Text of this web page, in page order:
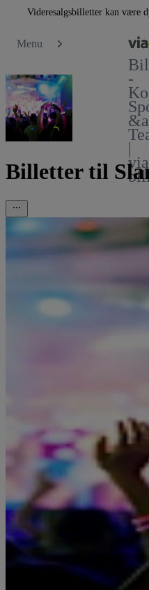
Videresalgsbilletter kan være
Menu
-
|
Billetter til